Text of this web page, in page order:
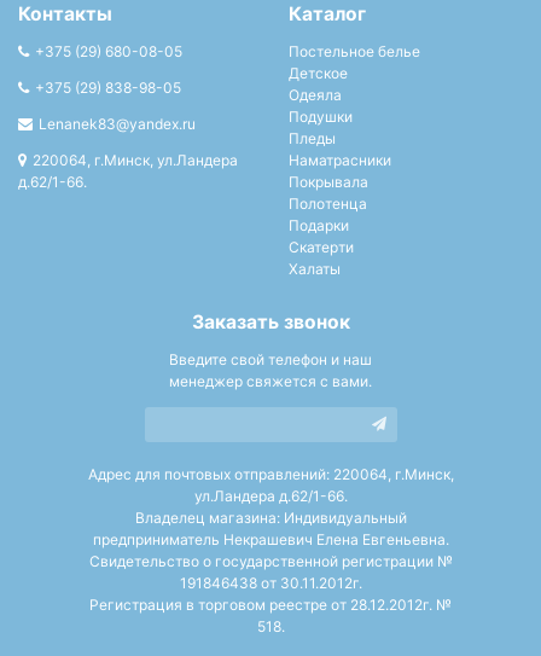
Контакты
+375 (29) 680-08-05
+375 (29) 838-98-05
Lenanek83@yandex.ru
220064, г.Минск, ул.Ландера
д.62/1-66.
Каталог
Постельное белье
Детское
Одеяла
Подушки
Пледы
Наматрасники
Покрывала
Полотенца
Подарки
Скатерти
Халаты
Заказать звонок
Введите свой телефон и наш
менеджер свяжется с вами.
Адрес для почтовых отправлений: 220064, г.Минск,
ул.Ландера д.62/1-66.
Владелец магазина: Индивидуальный
предприниматель Некрашевич Елена Евгеньевна.
Свидетельство о государственной регистрации №
191846438 от 30.11.2012г.
Регистрация в торговом реестре от 28.12.2012г. №
518.